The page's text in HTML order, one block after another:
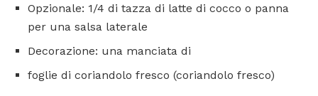
Opzionale: 1/4 di tazza di latte di cocco o panna
per una salsa laterale
Decorazione: una manciata di
foglie di coriandolo fresco (coriandolo fresco)